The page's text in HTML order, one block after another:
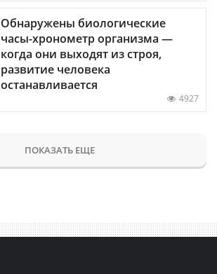
Обнаружены биологические
часы-хронометр организма —
когда они выходят из строя,
развитие человека
останавливается
4927
ПОКАЗАТЬ ЕЩЕ